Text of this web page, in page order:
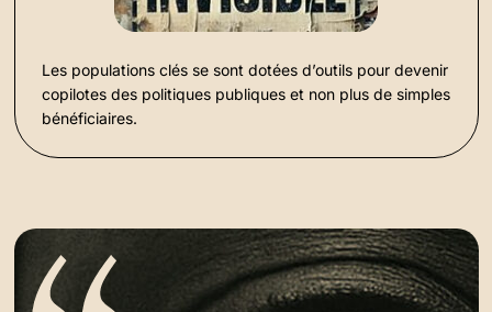
Les populations clés se sont dotées d’outils pour devenir
copilotes des politiques publiques et non plus de simples
bénéficiaires.